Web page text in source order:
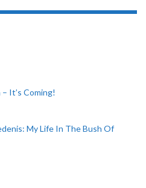
It’s Coming!
My Life In The Bush Of